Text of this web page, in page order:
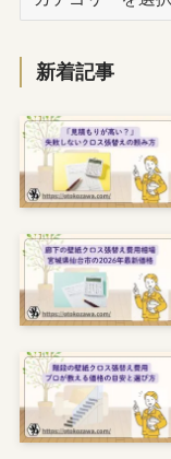
新着記事